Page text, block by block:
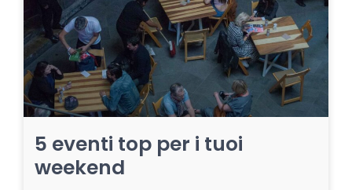
5 eventi top per i tuoi
weekend